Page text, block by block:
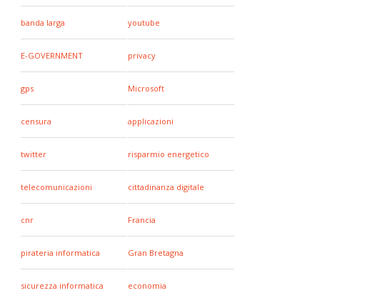
banda larga youtube
E-GOVERNMENT privacy
gps Microsoft
censura applicazioni
twitter risparmio energetico
telecomunicazioni cittadinanza digitale
cnr Francia
pirateria informatica Gran Bretagna
sicurezza informatica economia